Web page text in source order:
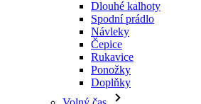
Ponožky
Doplňky
Volný čas
Vše v kategorii Volný čas
Trička
Mikiny
Čepice